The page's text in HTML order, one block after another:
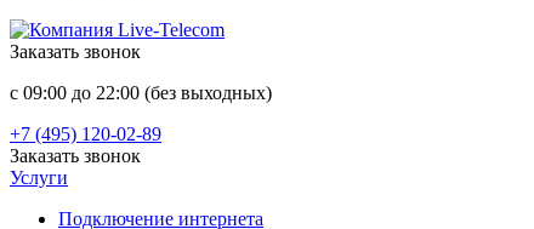
Заказать звонок
с 09:00 до 22:00 (без выходных)
+7 (495) 120-02-89
Заказать звонок
Услуги
Подключение интернета